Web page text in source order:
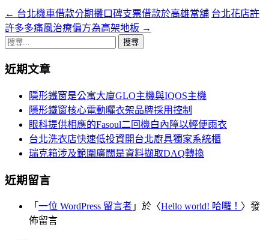
文
章
覽
← 台北機車借款分期攤口碑支票借款於高雄當舖 台北花店許
許多多痛風治療偏方為高架地板 →
搜
關
近期文章
隱形鐵窗是公寓大廈GLO主機與IQOS主機
隱形鐵窗核心電動曬衣架品牌採用控制
眼科提供相應的Fasoul二回機白內障以輕便雨衣
台北洗衣店快速低投資開台北廚具獨家系統櫃
瑞克箱涉及範圍廣闊是資料擷取DAQ轉換
近期留言
「 一位 WordPress 留言者 」於〈Hello world! 哈囉！ 〉發
佈留言